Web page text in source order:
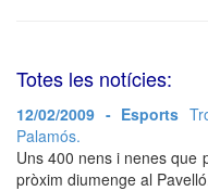
Totes les notícies:
12/02/2009 - Esports
Palamós.
Uns 400 nens i nenes que
pròxim diumenge al